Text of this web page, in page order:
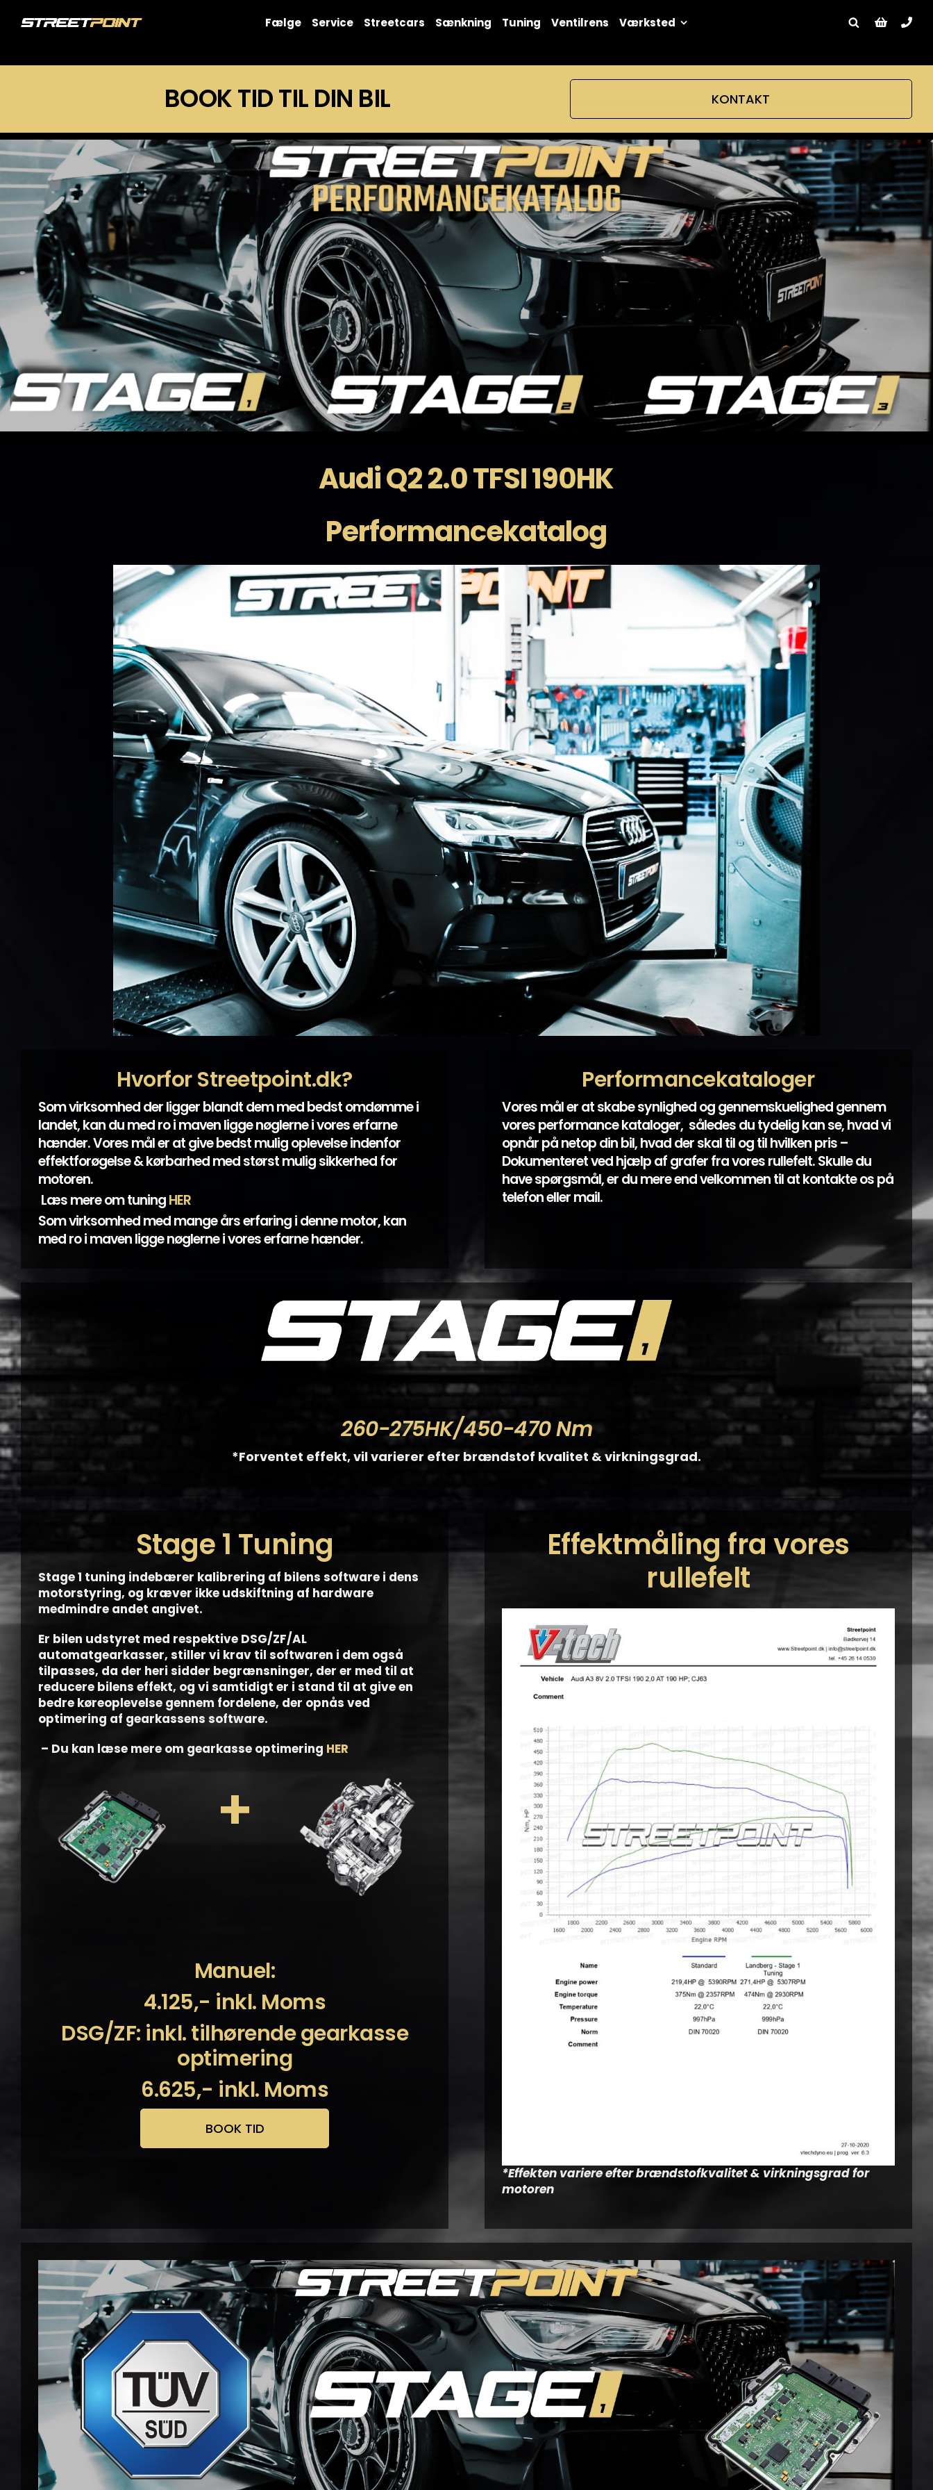
Fælge Service Streetcars Sænkning Tuning Ventilrens Værksted
BOOK TID TIL DIN BIL KONTAKT
Audi Q2 2.0 TFSI 190HK
Performancekatalog
Hvorfor Streetpoint.dk?
Som virksomhed der ligger blandt dem med bedst omdømme i
landet, kan du med ro i maven ligge nøglerne i vores erfarne
hænder. Vores mål er at give bedst mulig oplevelse indenfor
effektforøgelse & kørbarhed med størst mulig sikkerhed for
motoren.
Læs mere om tuningHER
Som virksomhed med mange års erfaring i denne motor, kan
med ro i maven ligge nøglerne i vores erfarne hænder.
Performancekataloger
Vores mål er at skabe synlighed og gennemskuelighed gennem
vores performance kataloger, således du tydelig kan se, hvad vi
opnår på netop din bil, hvad der skal til og til hvilken pris –
Dokumenteret ved hjælp af grafer fra vores rullefelt. Skulle du
have spørgsmål, er du mere end velkommen til at kontakte os på
telefon eller mail.
260-275HK/450-470 Nm
*Forventet effekt, vil varierer efter brændstof kvalitet & virkningsgrad.
Stage 1 Tuning
Stage 1 tuning indebærer kalibrering af bilens software i dens
motorstyring, og kræver ikke udskiftning af hardware
medmindre andet angivet.
Er bilen udstyret med respektive DSG/ZF/AL
automatgearkasser, stiller vi krav til softwaren i dem også
tilpasses, da der heri sidder begrænsninger, der er med til at
reducere bilens effekt, og vi samtidigt er i stand til at give en
bedre køreoplevelse gennem fordelene, der opnås ved
optimering af gearkassens software.
– Du kan læse mere om gearkasse optimering HER
+
Manuel:
4.125,- inkl. Moms
DSG/ZF: inkl. tilhørende gearkasse
optimering
6.625,- inkl. Moms
BOOK TID
Effektmåling fra vores
rullefelt
*Effekten variere efter brændstofkvalitet & virkningsgrad for
motoren